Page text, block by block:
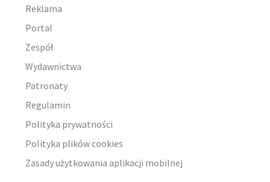
Reklama
Portal
Zespół
Wydawnictwa
Patronaty
Regulamin
Polityka prywatności
Polityka plików cookies
Zasady użytkowania aplikacji mobilnej